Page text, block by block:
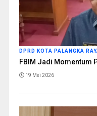
DPRD KOTA PALANGKA
FBIM Jadi Momentum
19 Mei 2026